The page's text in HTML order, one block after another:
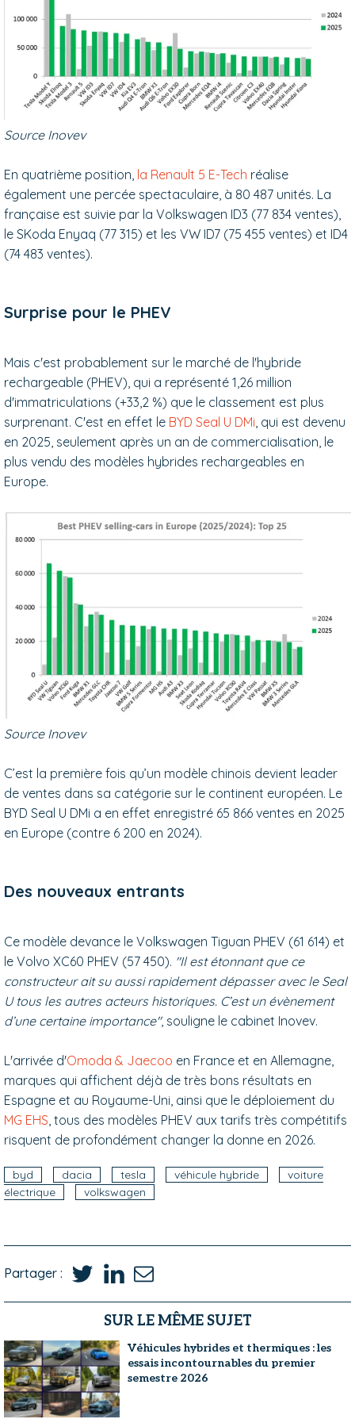
Source Inovev
En quatrième position, la Renault 5 E-Tech réalise
également une percée spectaculaire, à 80 487 unités. La
française est suivie par la Volkswagen ID3 (77 834 ventes),
le SKoda Enyaq (77 315) et les VW ID7 (75 455 ventes) et ID4
(74 483 ventes).
Surprise pour le PHEV
Mais c'est probablement sur le marché de l'hybride
rechargeable (PHEV), qui a représenté 1,26 million
d'immatriculations (+33,2 %) que le classement est plus
surprenant. C'est en effet le BYD Seal U DMi, qui est devenu
en 2025, seulement après un an de commercialisation, le
plus vendu des modèles hybrides rechargeables en
Europe.
Source Inovev
C’est la première fois qu’un modèle chinois devient leader
de ventes dans sa catégorie sur le continent européen. Le
BYD Seal U DMi a en effet enregistré 65 866 ventes en 2025
en Europe (contre 6 200 en 2024).
Des nouveaux entrants
Ce modèle devance le Volkswagen Tiguan PHEV (61 614) et
le Volvo XC60 PHEV (57 450). "Il est étonnant que ce
constructeur ait su aussi rapidement dépasser avec le Seal
U tous les autres acteurs historiques. C’est un évènement
d’une certaine importance", souligne le cabinet Inovev.
L'arrivée d'Omoda & Jaecoo en France et en Allemagne,
marques qui affichent déjà de très bons résultats en
Espagne et au Royaume-Uni, ainsi que le déploiement du
MG EHS , tous des modèles PHEV aux tarifs très compétitifs
risquent de profondément changer la donne en 2026.
byd dacia tesla véhicule hybride
voiture
électrique
volkswagen
Partager :
SUR LE MÊME SUJET
Véhicules hybrides et thermiques : les
essais incontournables du premier
semestre 2026